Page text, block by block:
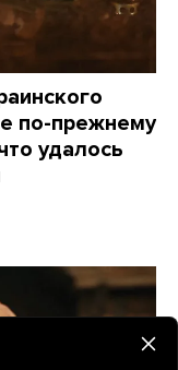
по-прежнему
удалось